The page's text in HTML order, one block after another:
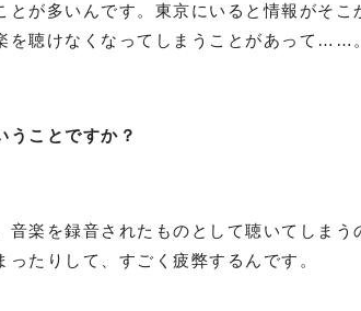
とが多いんです。東京にいると情報がそこ
を聴けなくなってしまうことがあって……。
うことですか？
音楽を録音されたものとして聴いてしまう
たりして、すごく疲弊するんです。